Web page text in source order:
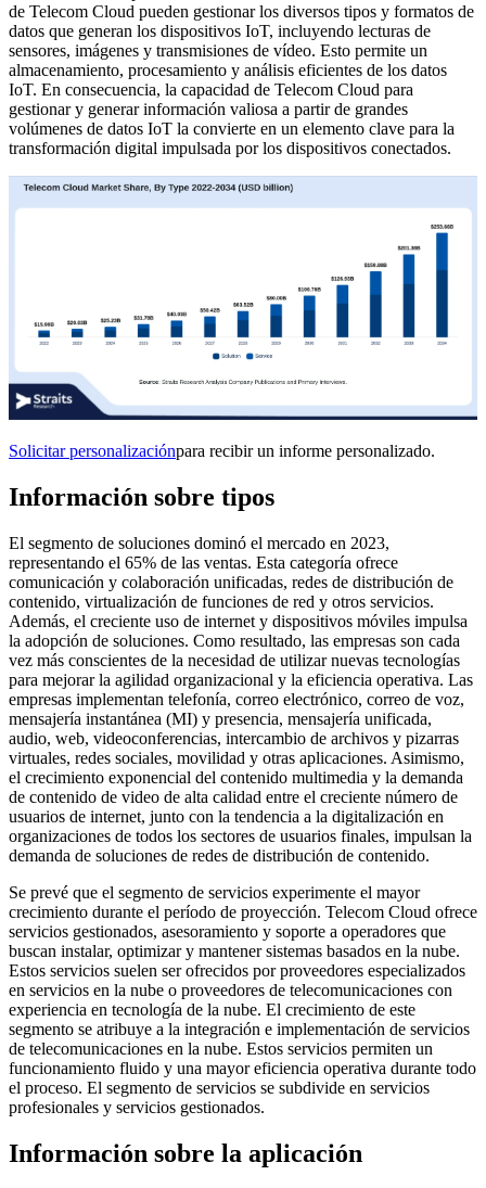
de Telecom Cloud pueden gestionar los diversos tipos y formatos de
datos que generan los dispositivos IoT, incluyendo lecturas de
sensores, imágenes y transmisiones de vídeo. Esto permite un
almacenamiento, procesamiento y análisis eficientes de los datos
IoT. En consecuencia, la capacidad de Telecom Cloud para
gestionar y generar información valiosa a partir de grandes
volúmenes de datos IoT la convierte en un elemento clave para la
transformación digital impulsada por los dispositivos conectados.
Solicitar personalizaciónpara recibir un informe personalizado.
Información sobre tipos
El segmento de soluciones dominó el mercado en 2023,
representando el 65% de las ventas. Esta categoría ofrece
comunicación y colaboración unificadas, redes de distribución de
contenido, virtualización de funciones de red y otros servicios.
Además, el creciente uso de internet y dispositivos móviles impulsa
la adopción de soluciones. Como resultado, las empresas son cada
vez más conscientes de la necesidad de utilizar nuevas tecnologías
para mejorar la agilidad organizacional y la eficiencia operativa. Las
empresas implementan telefonía, correo electrónico, correo de voz,
mensajería instantánea (MI) y presencia, mensajería unificada,
audio, web, videoconferencias, intercambio de archivos y pizarras
virtuales, redes sociales, movilidad y otras aplicaciones. Asimismo,
el crecimiento exponencial del contenido multimedia y la demanda
de contenido de video de alta calidad entre el creciente número de
usuarios de internet, junto con la tendencia a la digitalización en
organizaciones de todos los sectores de usuarios finales, impulsan la
demanda de soluciones de redes de distribución de contenido.
Se prevé que el segmento de servicios experimente el mayor
crecimiento durante el período de proyección. Telecom Cloud ofrece
servicios gestionados, asesoramiento y soporte a operadores que
buscan instalar, optimizar y mantener sistemas basados ​​en la nube.
Estos servicios suelen ser ofrecidos por proveedores especializados
en servicios en la nube o proveedores de telecomunicaciones con
experiencia en tecnología de la nube. El crecimiento de este
segmento se atribuye a la integración e implementación de servicios
de telecomunicaciones en la nube. Estos servicios permiten un
funcionamiento fluido y una mayor eficiencia operativa durante todo
el proceso. El segmento de servicios se subdivide en servicios
profesionales y servicios gestionados.
Información sobre la aplicación